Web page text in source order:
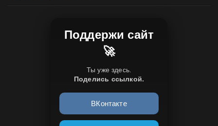
Поддержи сайт
🚀
Ты уже здесь.
Поделись ссылкой.
ВКонтакте